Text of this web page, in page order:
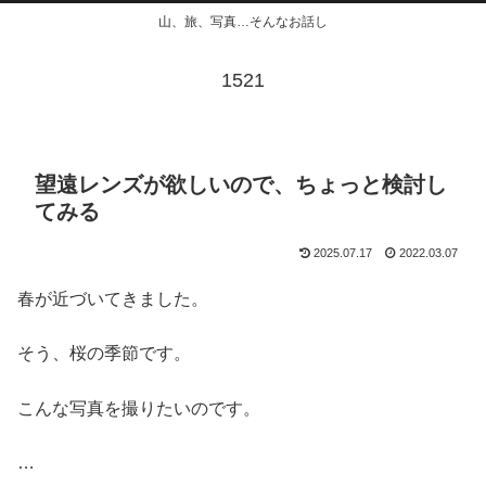
山、旅、写真…そんなお話し
1521
望遠レンズが欲しいので、ちょっと検討し
てみる
2025.07.17 2022.03.07
春が近づいてきました。
そう、桜の季節です。
こんな写真を撮りたいのです。
…